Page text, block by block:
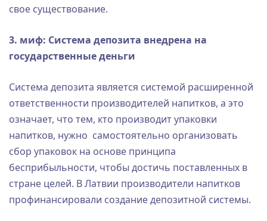
свое существование.
3. миф: Система депозита внедрена на
государственные деньги
Система депозита является системой расширенной
ответственности производителей напитков, а это
означает, что тем, кто производит упаковки
напитков, нужно самостоятельно организовать
сбор упаковок на основе принципа
бесприбыльности, чтобы достичь поставленных в
стране целей. В Латвии производители напитков
профинансировали создание депозитной системы.